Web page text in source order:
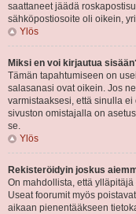
saattaneet jäädä
sähköpostiosoite oli oikein,
Ylös
Miksi en voi kirjautua
Tämän tapahtumiseen on
salasanasi ovat oikein. Jos
varmistaaksesi, että sinulla
sivuston omistajalla on
se.
Ylös
Rekisteröidyin joskus
On mahdollista, että
Useat foorumit myös
aikaan pienentääkseen